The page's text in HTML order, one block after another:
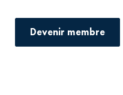
Devenir membre